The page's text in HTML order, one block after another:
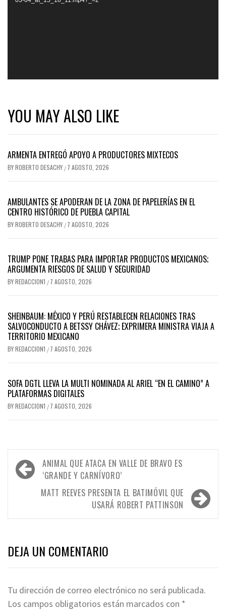
YOU MAY ALSO LIKE
ARMENTA ENTREGÓ APOYO A PRODUCTORES MIXTECOS
BYROBERTO DESACHY / 7 AGOSTO, 2026
AMBULANTES SE APODERAN DE LA ZONA DE PAPELERÍAS EN EL
CENTRO HISTÓRICO DE PUEBLA CAPITAL
BYROBERTO DESACHY / 7 AGOSTO, 2026
TRUMP PONE TRABAS PARA IMPORTAR PRODUCTOS MEXICANOS;
ARGUMENTA RIESGOS DE SALUD Y SEGURIDAD
BYREDACCION1 / 7 AGOSTO, 2026
SHEINBAUM: MÉXICO Y PERÚ RESTABLECEN RELACIONES TRAS
SALVOCONDUCTO A BETSSY CHÁVEZ; EXPRIMERA MINISTRA VIAJA A
TERRITORIO MEXICANO
BYREDACCION1 / 7 AGOSTO, 2026
SOFA DGTL LLEVA LA MULTI NOMINADA AL ARIEL “EN EL CAMINO” A
PLATAFORMAS DIGITALES
BYREDACCION1 / 7 AGOSTO, 2026
Navegación
de
entradas
ANIMAL QUE ATACA EN VALLE DE BRAVO ES
‘GRANDE Y CARNÍVORO’
MATT REEVES PRESENTA EL BATIMÓVIL QUE
USARÁ ROBERT PATTINSON
DEJA UN COMENTARIO
Tu dirección de correo electrónico no será publicada.
Los campos obligatorios están marcados con *